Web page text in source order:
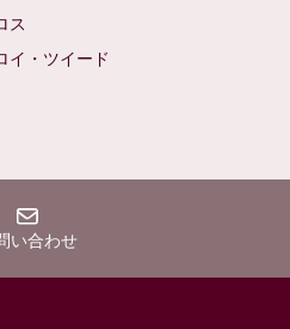
ス
イ・ツイード
い合わせ